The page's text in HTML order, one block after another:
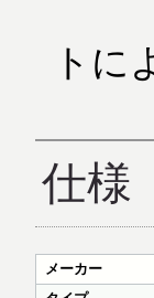
トに
仕様
メーカー